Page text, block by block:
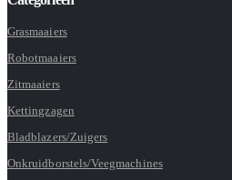
Grasmaaiers
Robotmaaiers
Zitmaaiers
Kettingzagen
Bladblazers/Zuigers
Onkruidborstels/Veegmachines